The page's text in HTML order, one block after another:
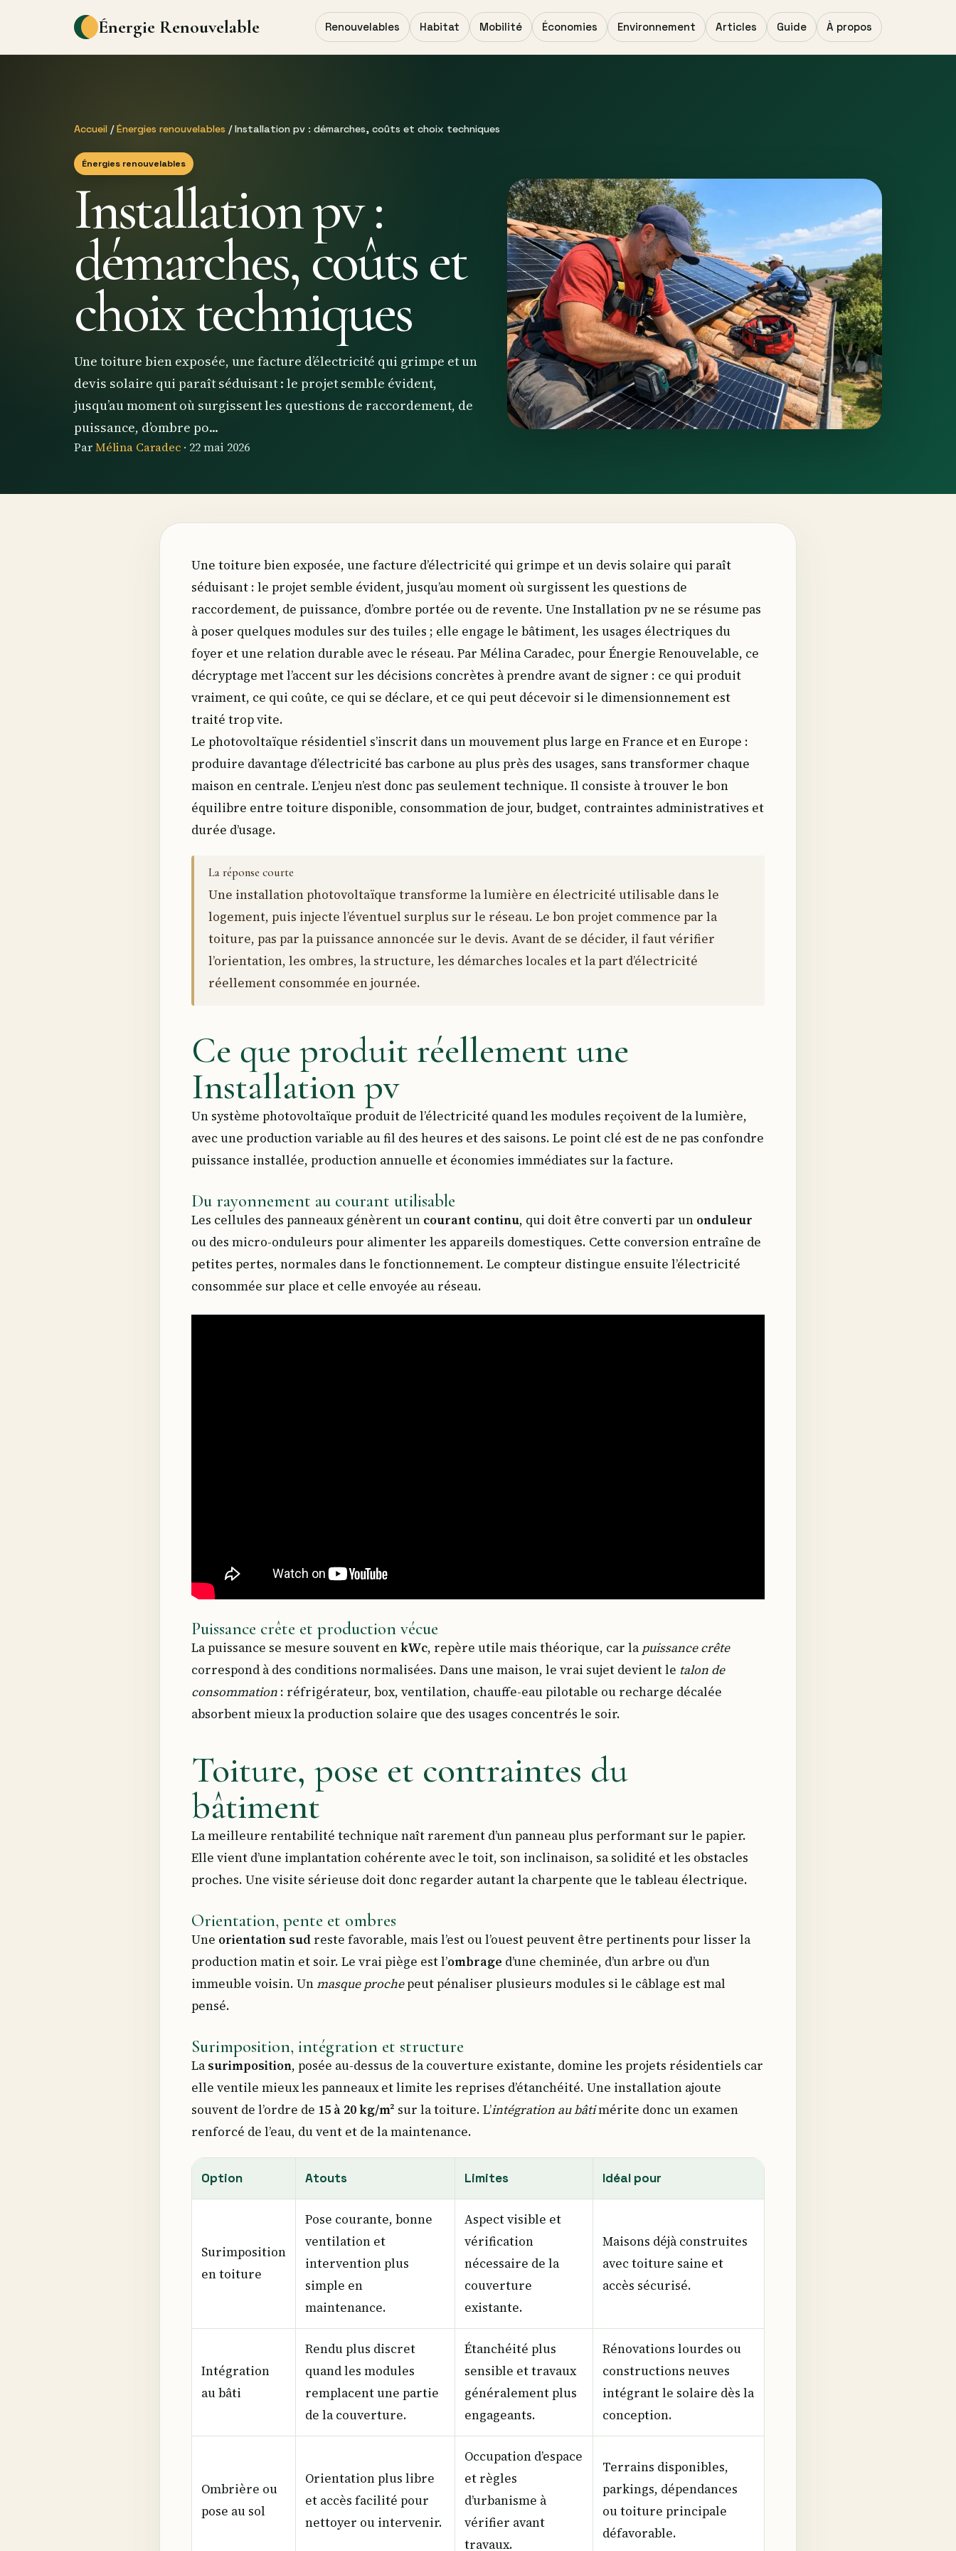
Énergie Renouvelable Renouvelables Habitat Mobilité Économies Environnement Articles Guide À propos
Accueil /Énergies renouvelables / Installation pv : démarches, coûts et choix techniques
Énergies renouvelables
Installation pv :
démarches, coûts et
choix techniques
Une toiture bien exposée, une facture d’électricité qui grimpe et un
devis solaire qui paraît séduisant : le projet semble évident,
jusqu’au moment où surgissent les questions de raccordement, de
puissance, d’ombre po...
ParMélina Caradec · 22 mai 2026
Une toiture bien exposée, une facture d’électricité qui grimpe et un devis solaire qui paraît
séduisant : le projet semble évident, jusqu’au moment où surgissent les questions de
raccordement, de puissance, d’ombre portée ou de revente. Une Installation pv ne se résume pas
à poser quelques modules sur des tuiles ; elle engage le bâtiment, les usages électriques du
foyer et une relation durable avec le réseau. Par Mélina Caradec, pour Énergie Renouvelable, ce
décryptage met l’accent sur les décisions concrètes à prendre avant de signer : ce qui produit
vraiment, ce qui coûte, ce qui se déclare, et ce qui peut décevoir si le dimensionnement est
traité trop vite.
Le photovoltaïque résidentiel s’inscrit dans un mouvement plus large en France et en Europe :
produire davantage d’électricité bas carbone au plus près des usages, sans transformer chaque
maison en centrale. L’enjeu n’est donc pas seulement technique. Il consiste à trouver le bon
équilibre entre toiture disponible, consommation de jour, budget, contraintes administratives et
durée d’usage.
La réponse courte
Une installation photovoltaïque transforme la lumière en électricité utilisable dans le
logement, puis injecte l’éventuel surplus sur le réseau. Le bon projet commence par la
toiture, pas par la puissance annoncée sur le devis. Avant de se décider, il faut vérifier
l’orientation, les ombres, la structure, les démarches locales et la part d’électricité
réellement consommée en journée.
Ce que produit réellement une
Installation pv
Un système photovoltaïque produit de l’électricité quand les modules reçoivent de la lumière,
avec une production variable au fil des heures et des saisons. Le point clé est de ne pas confondre
puissance installée, production annuelle et économies immédiates sur la facture.
Du rayonnement au courant utilisable
Les cellules des panneaux génèrent un courant continu, qui doit être converti par un onduleur
ou des micro-onduleurs pour alimenter les appareils domestiques. Cette conversion entraîne de
petites pertes, normales dans le fonctionnement. Le compteur distingue ensuite l’électricité
consommée sur place et celle envoyée au réseau.
Puissance crête et production vécue
La puissance se mesure souvent enkWc, repère utile mais théorique, car la puissance crête
correspond à des conditions normalisées. Dans une maison, le vrai sujet devient le talon de
consommation : réfrigérateur, box, ventilation, chauffe-eau pilotable ou recharge décalée
absorbent mieux la production solaire que des usages concentrés le soir.
Toiture, pose et contraintes du
bâtiment
La meilleure rentabilité technique naît rarement d’un panneau plus performant sur le papier.
Elle vient d’une implantation cohérente avec le toit, son inclinaison, sa solidité et les obstacles
proches. Une visite sérieuse doit donc regarder autant la charpente que le tableau électrique.
Orientation, pente et ombres
Une orientation sud reste favorable, mais l’est ou l’ouest peuvent être pertinents pour lisser la
production matin et soir. Le vrai piège est l’ombrage d’une cheminée, d’un arbre ou d’un
immeuble voisin. Unmasque prochepeut pénaliser plusieurs modules si le câblage est mal
pensé.
Surimposition, intégration et structure
Lasurimposition, posée au-dessus de la couverture existante, domine les projets résidentiels car
elle ventile mieux les panneaux et limite les reprises d’étanchéité. Une installation ajoute
souvent de l’ordre de 15 à 20 kg/m² sur la toiture. L’intégration au bâtimérite donc un examen
renforcé de l’eau, du vent et de la maintenance.
Option Atouts Limites Idéal pour
Surimposition
en toiture
Pose courante, bonne
ventilation et
intervention plus
simple en
maintenance.
Aspect visible et
vérification
nécessaire de la
couverture
existante.
Maisons déjà construites
avec toiture saine et
accès sécurisé.
Intégration
au bâti
Rendu plus discret
quand les modules
remplacent une partie
de la couverture.
Étanchéité plus
sensible et travaux
généralement plus
engageants.
Rénovations lourdes ou
constructions neuves
intégrant le solaire dès la
conception.
Ombrière ou
pose au sol
Orientation plus libre
et accès facilité pour
nettoyer ou intervenir.
Occupation d’espace
et règles
d’urbanisme à
vérifier avant
travaux.
Terrains disponibles,
parkings, dépendances
ou toiture principale
défavorable.